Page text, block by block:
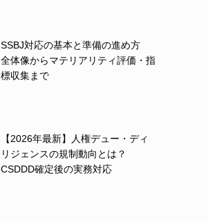
SSBJ対応の基本と準備の進め方
全体像からマテリアリティ評価・指
標収集まで
【2026年最新】人権デュー・ディ
リジェンスの規制動向とは？
CSDDD確定後の実務対応